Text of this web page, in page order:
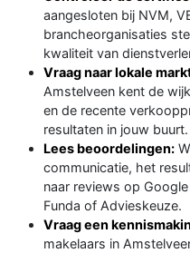
aangesloten bij NVM,
brancheorganisaties
kwaliteit van
Vraag naar lokale
Amstelveen kent de
en de recente
resultaten in jouw buurt.
Lees beoordelingen:
communicatie, het
naar reviews op
Funda of Advieskeuze.
Vraag een
makelaars in